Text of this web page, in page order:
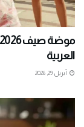
العربية
أبريل 29, 2026